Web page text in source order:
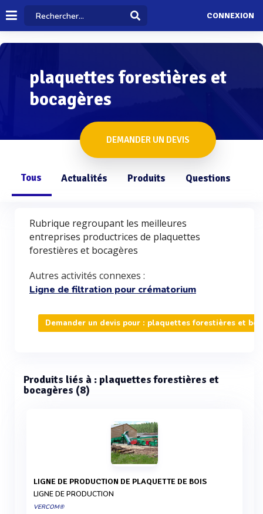
CONNEXION
plaquettes forestières et
bocagères
DEMANDER UN DEVIS
Tous Actualités Produits Questions
Rubrique regroupant les meilleures
entreprises productrices de plaquettes
forestières et bocagères
Autres activités connexes :
Ligne de filtration pour crématorium
Demander un devis pour : plaquettes forestières et
Produits liés à : plaquettes forestières et
bocagères (8)
LIGNE DE PRODUCTION DE PLAQUETTE DE BOIS
LIGNE DE PRODUCTION
VERCOM®